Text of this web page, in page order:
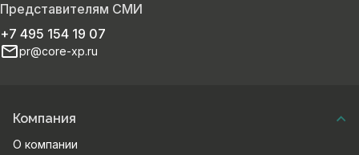
Представителям СМИ
+7 495 154 19 07
pr@core-xp.ru
Компания
О компании